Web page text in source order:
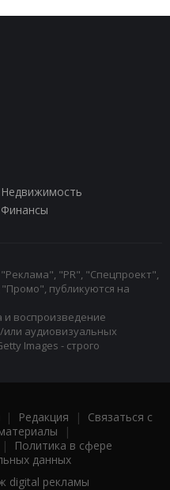
Недвижимость
Финансы
"PR", "Спецпроект",
публикуются на
воспроизведение
аудиовизуальных
Images - строго
| Редакция | Связаться с
|
|
Политика в сфере
данных
digital рекламы